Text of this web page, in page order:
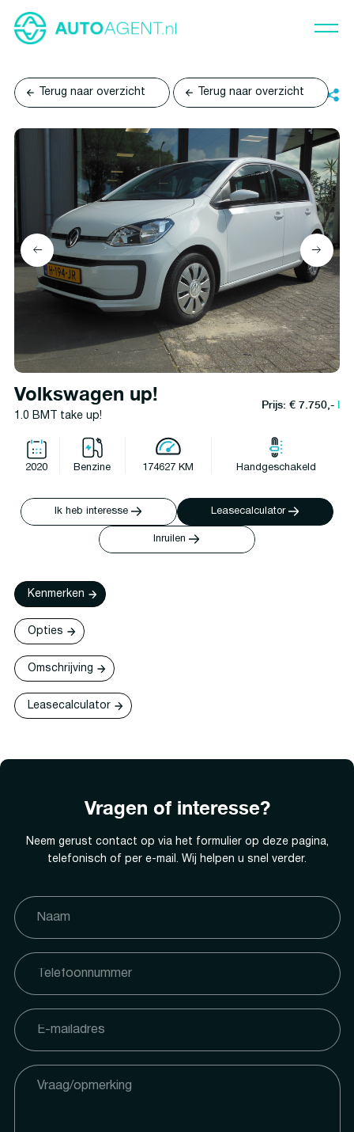
Terug naar overzicht Terug naar overzicht
Volkswagen up!
1.0 BMT take up!
Prijs: € 7.750,-l
2020 Benzine 174627 KM Handgeschakeld
Ik heb interesse Leasecalculator
Inruilen
Kenmerken
Opties
Omschrijving
Leasecalculator
Vragen of interesse?
Neem gerust contact op via het formulier op deze pagina,
telefonisch of per e-mail. Wij helpen u snel verder.